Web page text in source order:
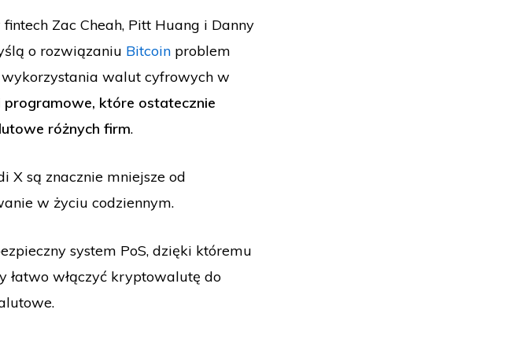
Zac Cheah, Pitt Huang i Danny
o rozwiązaniu Bitcoin problem
walut cyfrowych w
które ostatecznie
różnych firm.
X są znacznie mniejsze od
w życiu codziennym.
system PoS, dzięki któremu
łatwo włączyć kryptowalutę do